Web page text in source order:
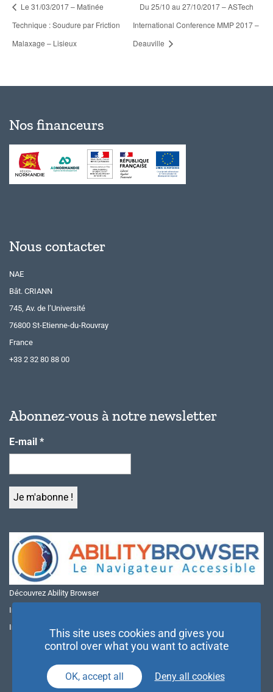
Le 31/03/2017 – Matinée
Technique : Soudure par Friction
Malaxage – Lisieux
Du 25/10 au 27/10/2017 – ASTech
International Conference MMP 2017 –
Deauville
Nos financeurs
Nous contacter
NAE
Bât. CRIANN
745, Av. de l’Université
76800 St-Etienne-du-Rouvray
France
+33 2 32 80 88 00
Abonnez-vous à notre newsletter
E-mail *
Découvrez Ability Browser
Installer Ability Browser sur Windows
Installer Ability Browser sur Mac
This site uses cookies and gives you
control over what you want to activate
OK, accept all Deny all cookies